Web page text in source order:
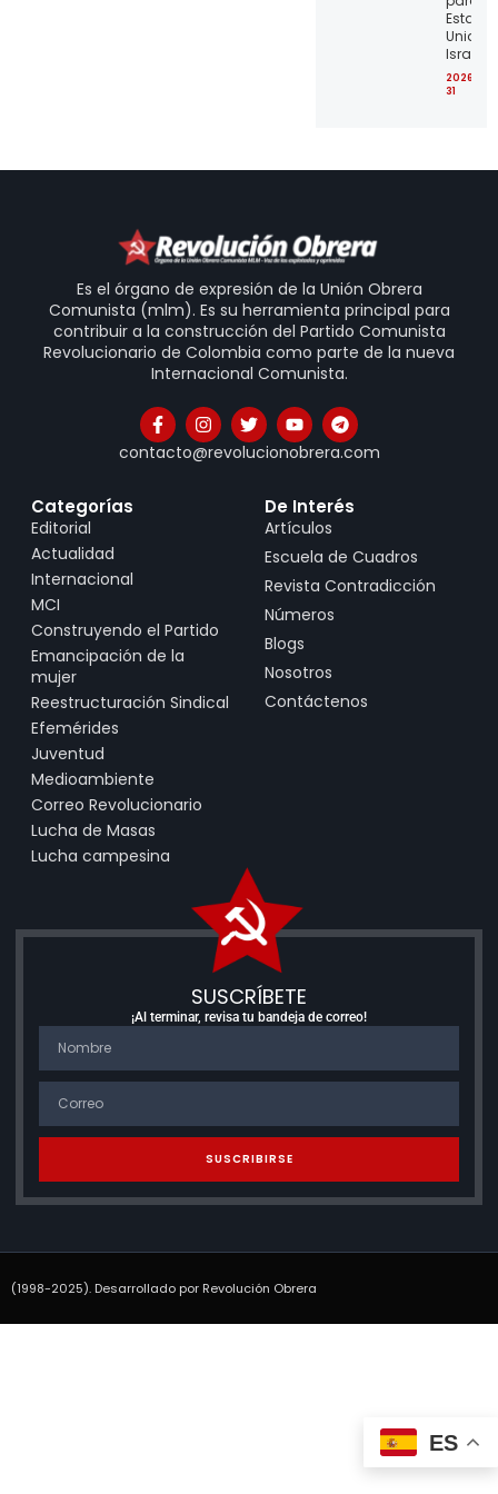
Unidos
Israel
2026-
31
Es el órgano de expresión de la Unión Obrera
Comunista (mlm). Es su herramienta principal para
contribuir a la construcción del Partido Comunista
Revolucionario de Colombia como parte de la nueva
Internacional Comunista.
contacto@revolucionobrera.com
Categorías
Editorial
Actualidad
Internacional
MCI
Construyendo el Partido
Emancipación de la
mujer
Reestructuración Sindical
Efemérides
Juventud
Medioambiente
Correo Revolucionario
Lucha de Masas
Lucha campesina
De Interés
Artículos
Escuela de Cuadros
Revista Contradicción
Números
Blogs
Nosotros
Contáctenos
SUSCRÍBETE
¡Al terminar, revisa tu bandeja de correo!
SUSCRIBIRSE
(1998-2025). Desarrollado por Revolución Obrera
ES